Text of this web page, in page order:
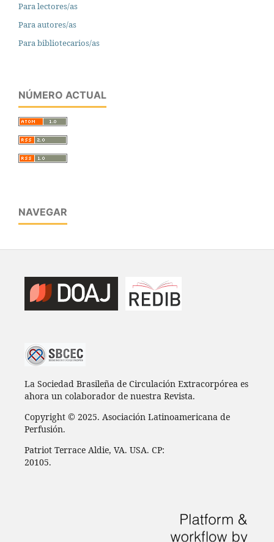
Para lectores/as
Para autores/as
Para bibliotecarios/as
NÚMERO ACTUAL
NAVEGAR
La Sociedad Brasileña de Circulación Extracorpórea es
ahora un colaborador de nuestra Revista.
Copyright © 2025. Asociación Latinoamericana de
Perfusión.
Patriot Terrace Aldie, VA. USA. CP:
20105.